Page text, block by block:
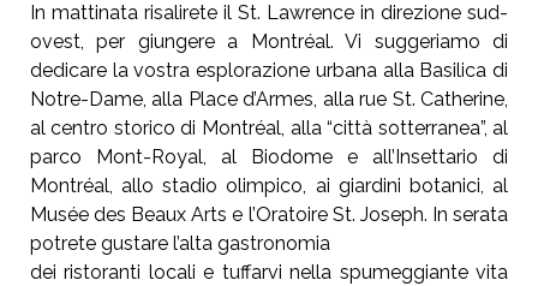
In mattinata risalirete il St. Lawrence in direzionesud-
ovest, per giungere a Montréal. Vi suggeriamodi
dedicare la vostra esplorazione urbana alla Basilica di
Notre-Dame, alla Place d’Armes, alla rue St. Catherine,
al centro storico di Montréal, alla“città sotterranea”, al
parco Mont-Royal, al Biodome e all’Insettario di
Montréal, allo stadio olimpico, ai giardini botanici, al
Musée des BeauxArts e l’Oratoire St. Joseph. In serata
potrete gustare l’alta gastronomia
dei ristoranti locali e tuffarvi nella spumeggiante vita